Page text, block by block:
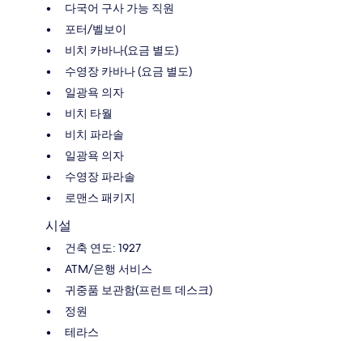
다국어 구사 가능 직원
포터/벨보이
비치 카바나(요금 별도)
수영장 카바나 (요금 별도)
일광욕 의자
비치 타월
비치 파라솔
일광욕 의자
수영장 파라솔
로맨스 패키지
시설
건축 연도: 1927
ATM/은행 서비스
귀중품 보관함(프런트 데스크)
정원
테라스